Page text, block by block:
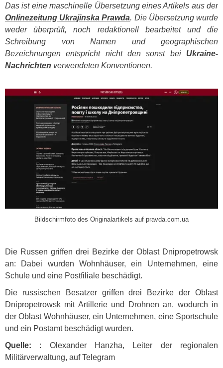
Das ist eine maschinelle Übersetzung eines Artikels aus der
Onlinezeitung Ukrajinska Prawda. Die Übersetzung wurde
weder überprüft, noch redaktionell bearbeitet und die
Schreibung von Namen und geographischen
Bezeichnungen entspricht nicht den sonst bei Ukraine-
Nachrichten verwendeten Konventionen.
Bildschirmfoto des Originalartikels auf pravda.com.ua
Die Russen griffen drei Bezirke der Oblast Dnipropetrowsk
an: Dabei wurden Wohnhäuser, ein Unternehmen, eine
Schule und eine Postfiliale beschädigt.
Die russischen Besatzer griffen drei Bezirke der Oblast
Dnipropetrowsk mit Artillerie und Drohnen an, wodurch in
der Oblast Wohnhäuser, ein Unternehmen, eine Sportschule
und ein Postamt beschädigt wurden.
Quelle: : Olexander Hanzha, Leiter der regionalen
Militärverwaltung, auf Telegram